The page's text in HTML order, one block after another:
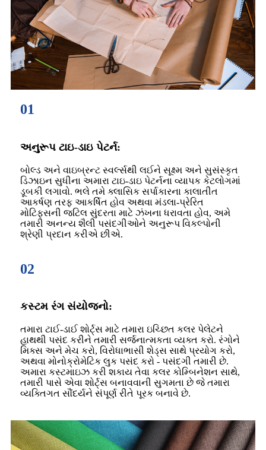
01
અનુરૂપ ટાઇ-ડાઇ પેટર્ન:
બોલ્ડ અને વાઇબ્રન્ટ સ્વર્લ્સથી લઈને સૂક્ષ્મ અને સુસંસ્કૃત
ડિઝાઇન સુધીના અમારા ટાઇ-ડાઇ પેટર્નના વ્યાપક કેટલોગમાં
ડૂબકી લગાવો. ભલે તમે ક્લાસિક સર્પાકારના કાલાતીત
આકર્ષણ તરફ આકર્ષિત હોવ અથવા મંડલા-પ્રેરિત
મોટિફ્સની જટિલ સુંદરતા માટે ઝંખના ધરાવતા હોવ, અમે
તમારી અનન્ય શૈલી પસંદગીઓને અનુરૂપ વિકલ્પોની
શ્રેણી પ્રદાન કરીએ છીએ.
02
કસ્ટમ રંગ સંયોજનો:
તમારા ટાઈ-ડાઈ શોર્ટ્સ માટે તમારા ઇચ્છિત કલર પેલેટને
હાથથી પસંદ કરીને તમારી સર્જનાત્મકતા વ્યક્ત કરો. રંગોને
મિક્સ અને મેચ કરો, વિરોધાભાસી શેડ્સ સાથે પ્રયોગ કરો,
અથવા મોનોક્રોમેટિક લુક પસંદ કરો - પસંદગી તમારી છે.
અમારા કસ્ટમાઇઝ કરી શકાય તેવા કલર કોમ્બિનેશન સાથે,
તમારી પાસે એવા શોર્ટ્સ બનાવવાની સુગમતા છે જે તમારા
વ્યક્તિગત સૌંદર્યને સંપૂર્ણ રીતે પૂરક બનાવે છે.